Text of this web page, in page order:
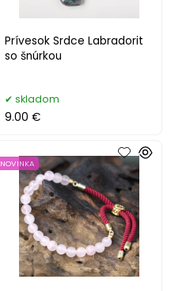
Prívesok Srdce Labradorit
so šnúrkou
skladom
9.00 €
NOVINKA